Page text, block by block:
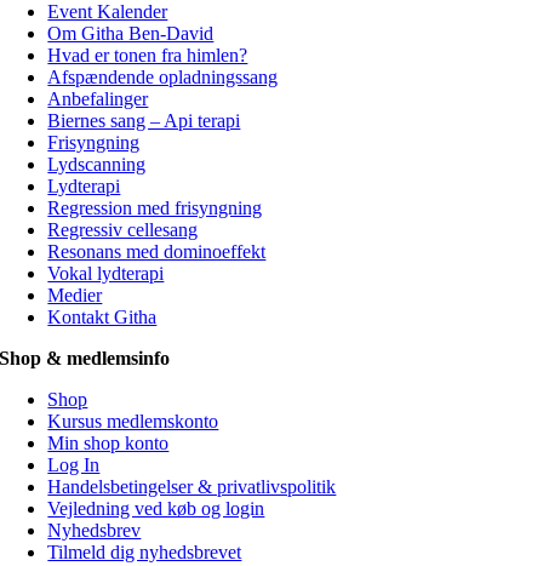
Event Kalender
Om Githa Ben-David
Hvad er tonen fra himlen?
Afspændende opladningssang
Anbefalinger
Biernes sang – Api terapi
Frisyngning
Lydscanning
Lydterapi
Regression med frisyngning
Regressiv cellesang
Resonans med dominoeffekt
Vokal lydterapi
Medier
Kontakt Githa
Shop & medlemsinfo
Shop
Kursus medlemskonto
Min shop konto
Log In
Handelsbetingelser & privatlivspolitik
Vejledning ved køb og login
Nyhedsbrev
Tilmeld dig nyhedsbrevet